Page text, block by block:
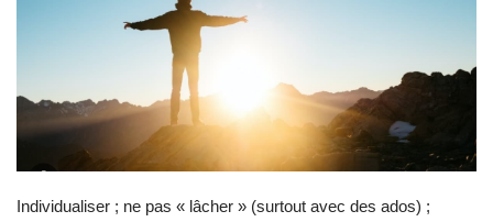
Individualiser ; ne pas « lâcher » (surtout avec des ados) ;